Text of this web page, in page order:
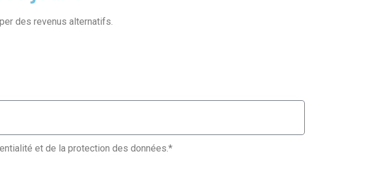
des revenus alternatifs.
et de la protection des données.*